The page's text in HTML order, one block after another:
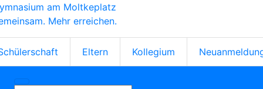
Direkt
zum
Inhalt
am Moltkeplatz
Mehr erreichen.
Eltern Kollegium